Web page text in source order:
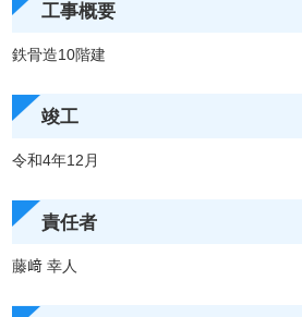
工事概要
鉄骨造10階建
竣工
令和4年12月
責任者
藤﨑 幸人